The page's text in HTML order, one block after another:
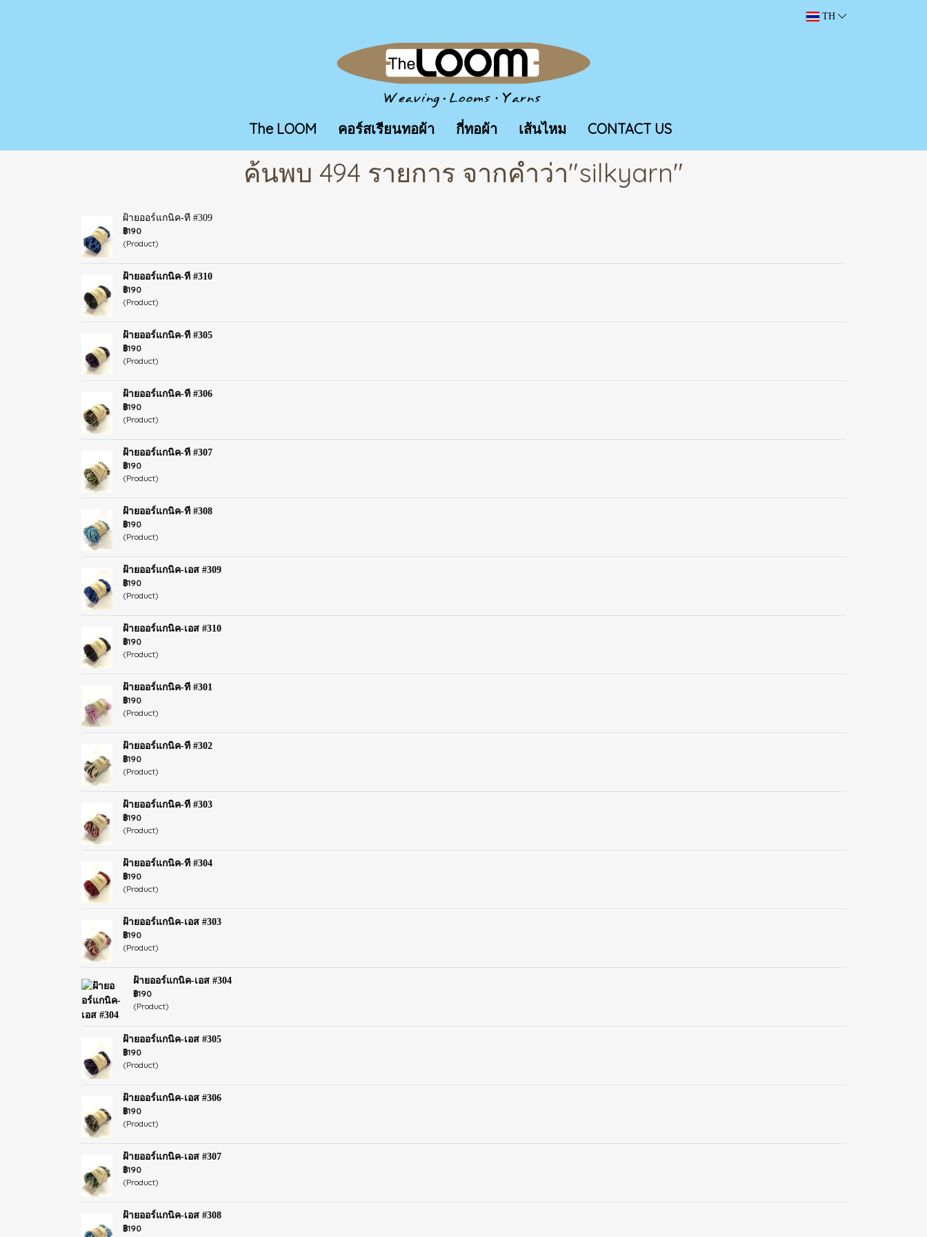
TH
The LOOM คอร์สเรียนทอผ้า กี่ทอผ้า เส้นไหม CONTACT US
ค้นพบ 494 รายการ จากคำว่า"silkyarn"
ฝ้ายออร์แกนิค-ที #309
฿190
(Product)
ฝ้ายออร์แกนิค-ที #310
฿190
(Product)
ฝ้ายออร์แกนิค-ที #305
฿190
(Product)
ฝ้ายออร์แกนิค-ที #306
฿190
(Product)
ฝ้ายออร์แกนิค-ที #307
฿190
(Product)
ฝ้ายออร์แกนิค-ที #308
฿190
(Product)
ฝ้ายออร์แกนิค-เอส #309
฿190
(Product)
ฝ้ายออร์แกนิค-เอส #310
฿190
(Product)
ฝ้ายออร์แกนิค-ที #301
฿190
(Product)
ฝ้ายออร์แกนิค-ที #302
฿190
(Product)
ฝ้ายออร์แกนิค-ที #303
฿190
(Product)
ฝ้ายออร์แกนิค-ที #304
฿190
(Product)
ฝ้ายออร์แกนิค-เอส #303
฿190
(Product)
ฝ้ายออร์แกนิค-เอส #304
฿190
(Product)
ฝ้ายออร์แกนิค-เอส #305
฿190
(Product)
ฝ้ายออร์แกนิค-เอส #306
฿190
(Product)
ฝ้ายออร์แกนิค-เอส #307
฿190
(Product)
ฝ้ายออร์แกนิค-เอส #308
฿190